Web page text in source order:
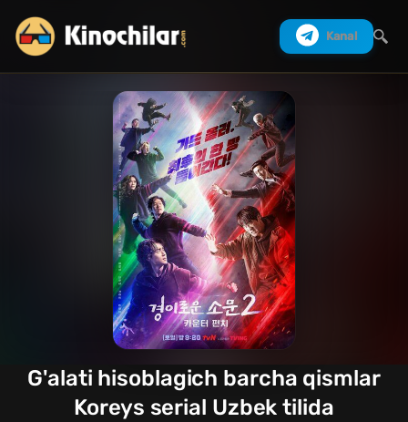
Kanal
G'alati hisoblagich barcha qismlar
Koreys serial Uzbek tilida